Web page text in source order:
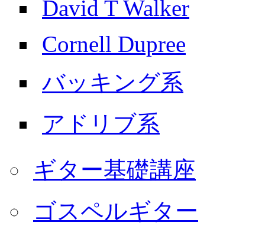
David T Walker
Cornell Dupree
バッキング系
アドリブ系
ギター基礎講座
ゴスペルギター